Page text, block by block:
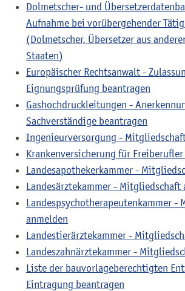
Dolmetscher- und
Aufnahme bei vorübergehender
(Dolmetscher, Übersetzer aus
Staaten)
Europäischer Rechtsanwalt -
Eignungsprüfung beantragen
Gashochdruckleitungen -
Sachverständige beantragen
Ingenieurversorgung -
Krankenversicherung für
Landesapothekerkammer -
Landesärztekammer - Mitgliedschaft
Landespsychotherapeutenkammer -
anmelden
Landestierärztekammer -
Landeszahnärztekammer -
Liste der bauvorlageberechtigten
Eintragung beantragen